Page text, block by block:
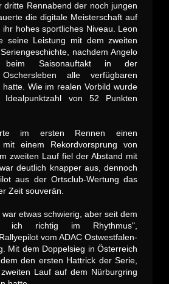
dritte Rennabend der noch jungen
die digitale Meisterschaft auf
ihr hohes sportliches Niveau. Leon
seine Leistung mit dem zweiten
Seriengeschichte, nachdem Angelo
beim Saisonauftakt in der
Oschersleben alle verfügbaren
Wie im realen Vorbild wurde
von 52 Punkten
im ersten Rennen einen
einem Rekordvorsprung von
zweiten Lauf fiel der Abstand mit
deutlich knapper aus, dennoch
aus der Ortsclub-Wertung das
Zeit souverän.
etwas schwierig, aber seit dem
ich richtig im Rhythmus",
vom ADAC Ostwestfalen-
Mit dem Doppelsieg in Österreich
den ersten Hattrick der Serie,
Lauf auf dem Nürburgring